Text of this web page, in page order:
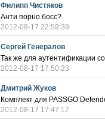
Филипп Чистяков
Анти порно босс?
2012-08-17 22:59:39
Сергей Генералов
Так же для аутентификации
2012-08-17 17:50:23
Дмитрий Жуков
Комплект для PASSGO
2012-08-17 17:47:17